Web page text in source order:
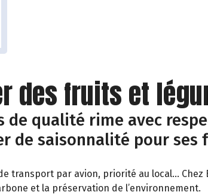
des fruits et
de qualité rime avec
de saisonnalité pour ses
transport par avion, priorité au local…
et la préservation de l’environnement.